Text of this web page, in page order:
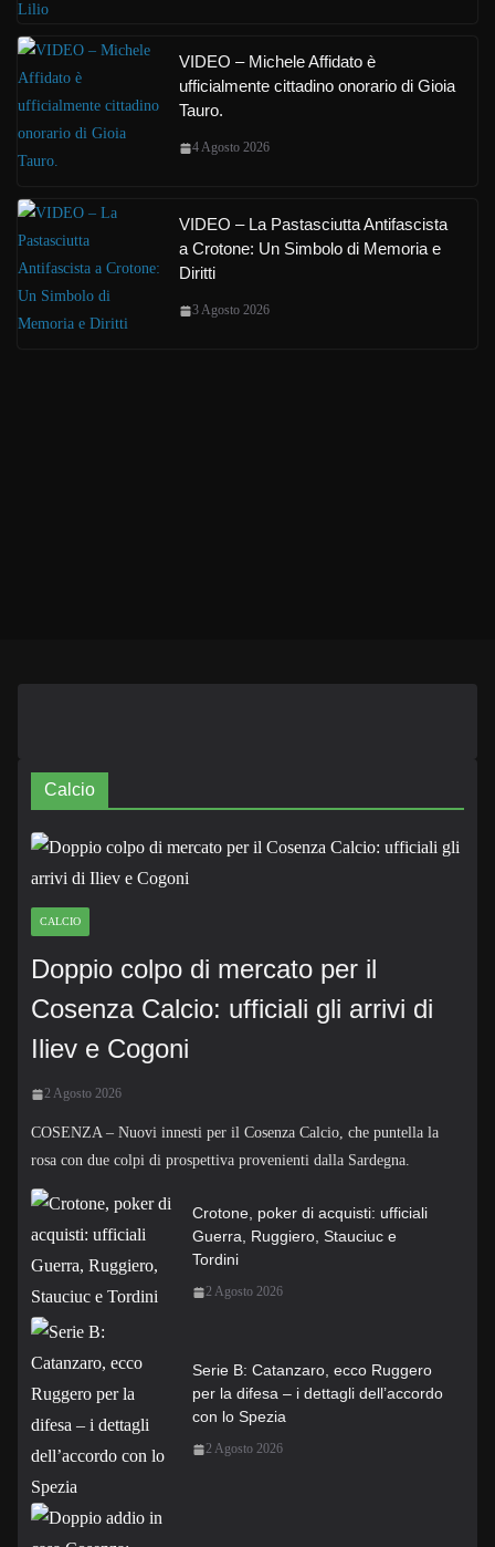
VIDEO – Michele Affidato è
ufficialmente cittadino onorario di Gioia
Tauro.
4 Agosto 2026
VIDEO – La Pastasciutta Antifascista
a Crotone: Un Simbolo di Memoria e
Diritti
3 Agosto 2026
Calcio
CALCIO
Doppio colpo di mercato per il
Cosenza Calcio: ufficiali gli arrivi di
Iliev e Cogoni
2 Agosto 2026
COSENZA – Nuovi innesti per il Cosenza Calcio, che puntella la
rosa con due colpi di prospettiva provenienti dalla Sardegna.
Crotone, poker di acquisti: ufficiali
Guerra, Ruggiero, Stauciuc e
Tordini
2 Agosto 2026
Serie B: Catanzaro, ecco Ruggero
per la difesa – i dettagli dell’accordo
con lo Spezia
2 Agosto 2026